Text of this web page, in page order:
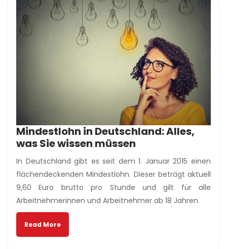
Mindestlohn in Deutschland: Alles,
was Sie wissen müssen
in
Deutschland:
Alles,
was
Sie
In Deutschland gibt es seit dem 1. Januar 2015 einen
flächendeckenden Mindestlohn. Dieser beträgt aktuell
9,60 Euro brutto pro Stunde und gilt für alle
Arbeitnehmerinnen und Arbeitnehmer ab 18 Jahren.
Read MoreRead